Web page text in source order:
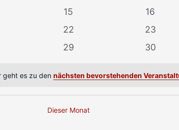
Veranstaltungen
0
Veranstaltungen
15
0
16
0
Veranstaltungen
22
0
23
0
29
0
30
geht es zu den nächsten bevorstehenden
Dieser Monat